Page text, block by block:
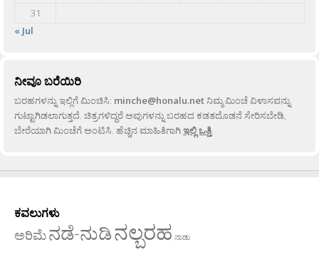
31
« Jul
ನೀವೂ ಬರೆಯಿರಿ
ಬರಹಗಳನ್ನು ಇಲ್ಲಿಗೆ ಮಿಂಚಿಸಿ: minche@honalu.netನಿಮ್ಮ ಮಿಂಚೆ ವಿಳಾಸವನ್ನು
ಗುಟ್ಟಾಗಿಡಲಾಗುತ್ತದೆ. ಚಿತ್ರಗಳಿದ್ದರೆ ಅವುಗಳನ್ನು ಬರಹದ ಕಡತದೊಡನೆ ಸೇರಿಸಬೇಡಿ,
ಬೇರೆಯಾಗಿ ಮಿಂಚೆಗೆ ಅಂಟಿಸಿ. ಹೆಚ್ಚಿನ ಮಾಹಿತಿಗಾಗಿಇಲ್ಲಿ ಒತ್ತಿ.
ಕವಲುಗಳು
ಅರಿಮೆನಡೆ-ನುಡಿನಲ್ಬರಹ ನಾಡು